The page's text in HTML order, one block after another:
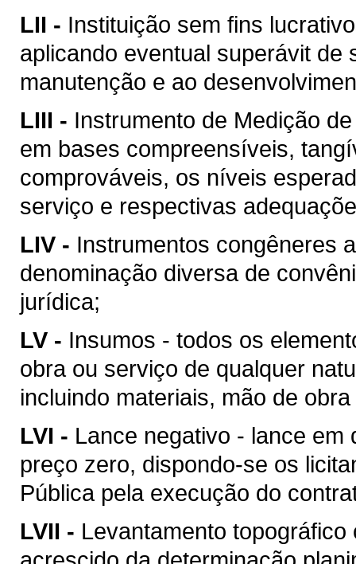
LII - Instituição sem fins
aplicando eventual superávit de
manutenção e ao
LIII - Instrumento de Medição
em bases compreensíveis,
comprováveis, os níveis
serviço e respectivas
LIV - Instrumentos congêneres
denominação diversa de
jurídica;
LV - Insumos - todos os
obra ou serviço de qualquer
incluindo materiais, mão de
LVI - Lance negativo - lance em
preço zero, dispondo-se os
Pública pela execução do
LVII - Levantamento